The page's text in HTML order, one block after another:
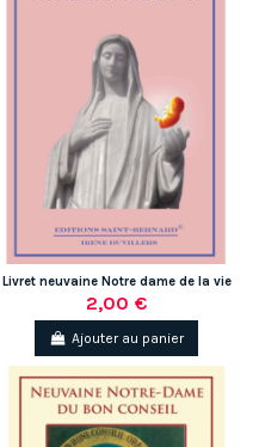
Livret neuvaine Notre dame de la vie
2,00 €
Ajouter au panier